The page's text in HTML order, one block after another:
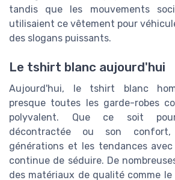
tandis que les mouvements
utilisaient ce vêtement pour
des slogans puissants.
Le tshirt blanc aujourd'hui
Aujourd'hui, le tshirt blanc
presque toutes les garde-robes
polyvalent. Que ce soit
décontractée ou son
générations et les tendances
continue de séduire. De
des matériaux de qualité comme le